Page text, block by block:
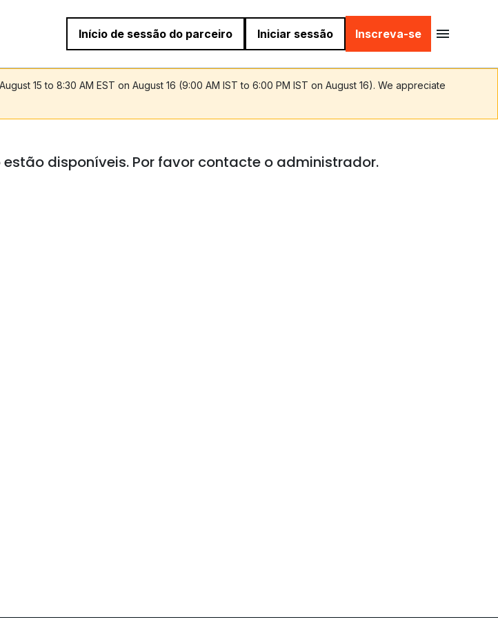
Início de sessão do parceiro Iniciar sessão Inscreva-se
15 to 8:30 AM EST on August 16 (9:00 AM IST to 6:00 PM IST on August 16). We appreciate
disponíveis. Por favor contacte o administrador.